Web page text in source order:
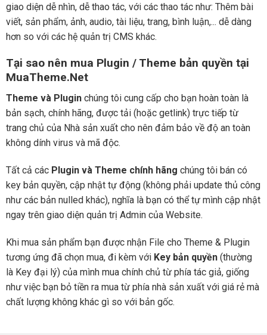
giao diện dễ nhìn, dễ thao tác, với các thao tác như: Thêm bài
viết, sản phẩm, ảnh, audio, tài liệu, trang, bình luận,... dễ dàng
hơn so với các hệ quản trị CMS khác.
Tại sao nên mua Plugin / Theme bản quyền tại
MuaTheme.Net
Theme và Plugin chúng tôi cung cấp cho bạn hoàn toàn là
bản sạch, chính hãng, được tải (hoặc getlink) trực tiếp từ
trang chủ của Nhà sản xuất cho nên đảm bảo về độ an toàn
không dính virus và mã độc.
Tất cả các Plugin và Theme chính hãng chúng tôi bán có
key bản quyền, cập nhật tự động (không phải update thủ công
như các bản nulled khác), nghĩa là bạn có thể tự mình cập nhật
ngay trên giao diện quản trị Admin của Website.
Khi mua sản phẩm bạn được nhận File cho Theme & Plugin
tương ứng đã chọn mua, đi kèm với Key bản quyền (thường
là Key đại lý) của mình mua chính chủ từ phía tác giả, giống
như việc bạn bỏ tiền ra mua từ phía nhà sản xuất với giá rẻ mà
chất lượng không khác gì so với bản gốc.